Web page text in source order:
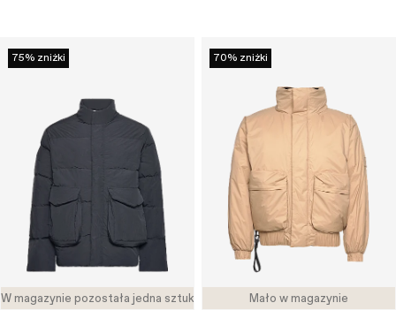
W magazynie pozostała jedna sztuka
75% zniżki
Mało w magazynie
70% zniżki